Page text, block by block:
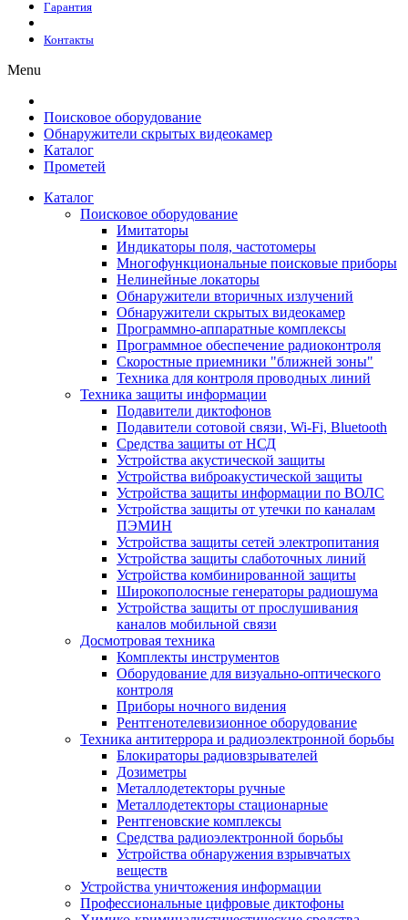
Гарантия
Контакты
Menu
Поисковое оборудование
Обнаружители скрытых видеокамер
Каталог
Прометей
Каталог
Поисковое оборудование
Имитаторы
Индикаторы поля, частотомеры
Многофункциональные поисковые приборы
Нелинейные локаторы
Обнаружители вторичных излучений
Обнаружители скрытых видеокамер
Программно-аппаратные комплексы
Программное обеспечение радиоконтроля
Скоростные приемники "ближней зоны"
Техника для контроля проводных линий
Техника защиты информации
Подавители диктофонов
Подавители сотовой связи, Wi-Fi, Bluetooth
Средства защиты от НСД
Устройства акустической защиты
Устройства виброакустической защиты
Устройства защиты информации по ВОЛС
Устройства защиты от утечки по каналам
ПЭМИН
Устройства защиты сетей электропитания
Устройства защиты слаботочных линий
Устройства комбинированной защиты
Широкополосные генераторы радиошума
Устройства защиты от прослушивания
каналов мобильной связи
Досмотровая техника
Комплекты инструментов
Оборудование для визуально-оптического
контроля
Приборы ночного видения
Рентгенотелевизионное оборудование
Техника антитеррора и радиоэлектронной борьбы
Блокираторы радиовзрывателей
Дозиметры
Металлодетекторы ручные
Металлодетекторы стационарные
Рентгеновские комплексы
Средства радиоэлектронной борьбы
Устройства обнаружения взрывчатых
веществ
Устройства уничтожения информации
Профессиональные цифровые диктофоны